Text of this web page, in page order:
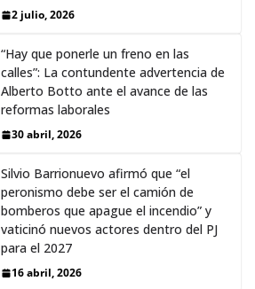
2 julio, 2026
“Hay que ponerle un freno en las
calles”: La contundente advertencia de
Alberto Botto ante el avance de las
reformas laborales
30 abril, 2026
Silvio Barrionuevo afirmó que “el
peronismo debe ser el camión de
bomberos que apague el incendio” y
vaticinó nuevos actores dentro del PJ
para el 2027
16 abril, 2026